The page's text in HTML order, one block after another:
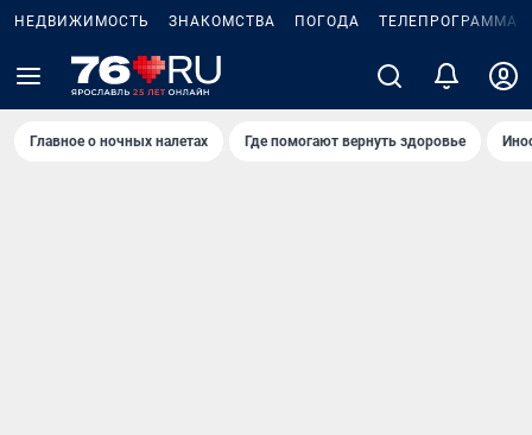
НЕДВИЖИМОСТЬ ЗНАКОМСТВА ПОГОДА ТЕЛЕПРОГРАММА
Главное о ночных налетах Где помогают вернуть здоровье